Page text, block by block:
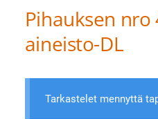
Pihauksen nro
aineisto-DL
Tarkastelet mennyttä